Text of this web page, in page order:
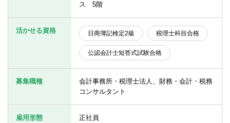
個別転職相談会・セミナー
転職お役立ち情報
ご利用ガイド
非公開求人とは？
ス 5階
活かせる資格 日商簿記検定2級 税理士科目合格
公認会計士短答式試験合格
募集職種
会計事務所・税理士法人、財務・会計・税務
コンサルタント
雇用形態 正社員